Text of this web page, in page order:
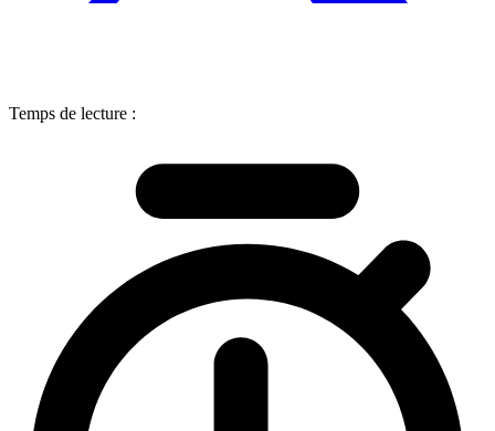
Temps de lecture :